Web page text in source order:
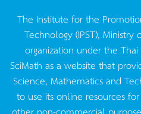
The Institute for the
Technology (IPST),
organization under the
SciMath as a website that
Science, Mathematics and
to use its online resources